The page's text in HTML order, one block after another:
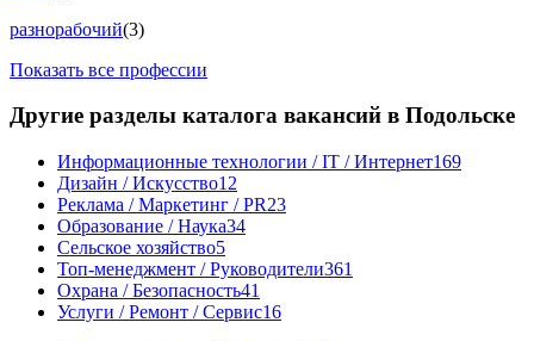
разнорабочий(3)
Показать все профессии
Другие разделы каталога вакансий в Подольске
Информационные технологии / IT / Интернет169
Дизайн / Искусство12
Реклама / Маркетинг / PR23
Образование / Наука34
Сельское хозяйство5
Топ-менеджмент / Руководители361
Охрана / Безопасность41
Услуги / Ремонт / Сервис16